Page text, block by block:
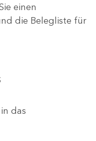
einen
die Belegliste für
das